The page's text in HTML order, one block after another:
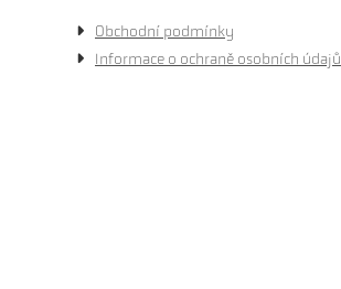
Obchodní podmínky
Informace o ochraně osobních údajů